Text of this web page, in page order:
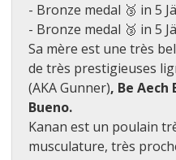
- Bronze medal 🥉 in 5
- Bronze medal 🥉 in 5
Sa mère est une très
de très prestigieuses
(AKA Gunner), Be Aech
Bueno.
Kanan est un poulain
musculature, très